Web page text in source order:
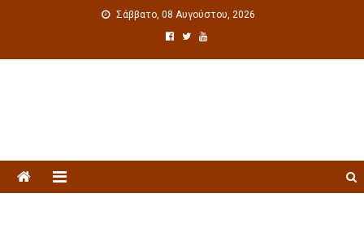
Σάββατο, 08 Αυγούστου, 2026